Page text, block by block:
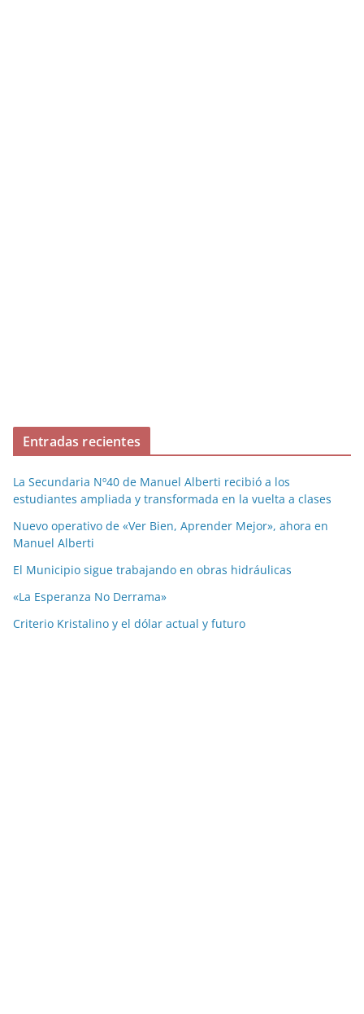
Entradas recientes
La Secundaria Nº40 de Manuel Alberti recibió a los
estudiantes ampliada y transformada en la vuelta a clases
Nuevo operativo de «Ver Bien, Aprender Mejor», ahora en
Manuel Alberti
El Municipio sigue trabajando en obras hidráulicas
«La Esperanza No Derrama»
Criterio Kristalino y el dólar actual y futuro